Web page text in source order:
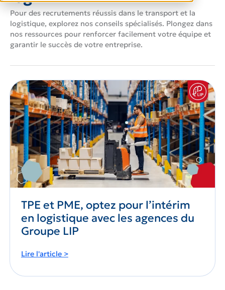
Pour des recrutements réussis dans le transport et la
logistique, explorez nos conseils spécialisés. Plongez dans
nos ressources pour renforcer facilement votre équipe et
garantir le succès de votre entreprise.
TPE et PME, optez pour l’intérim
en logistique avec les agences du
Groupe LIP
TPE
PME,
Lire l'article >